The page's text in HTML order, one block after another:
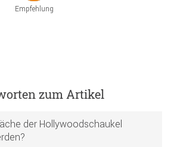
Empfehlung
zum Artikel
der Hollywoodschaukel